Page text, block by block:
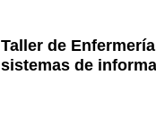
Taller de
sistemas de